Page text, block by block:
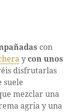
con
y con unos
disfrutarlas
suele
mezclar una
agria y una